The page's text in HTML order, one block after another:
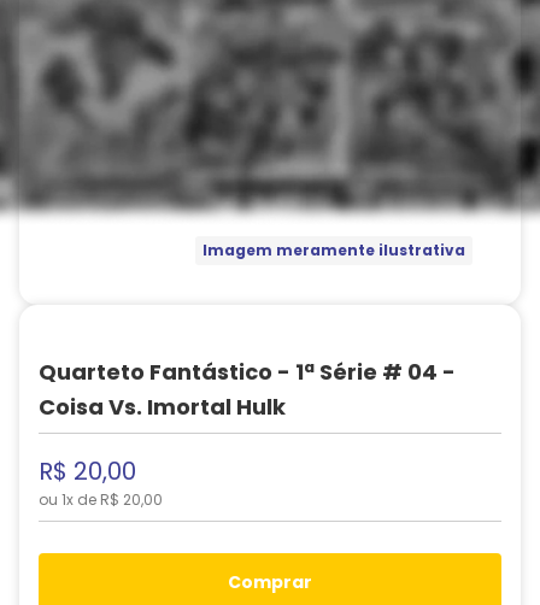
Imagem meramente ilustrativa
Quarteto Fantástico - 1ª Série # 04 -
Coisa Vs. Imortal Hulk
R$ 20,00
ou 1x de R$ 20,00
comprar